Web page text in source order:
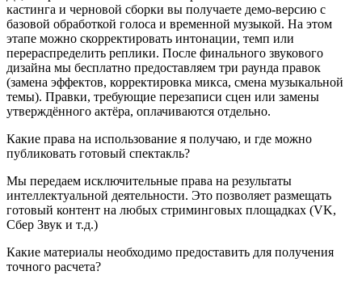
кастинга и черновой сборки вы получаете демо-версию с
базовой обработкой голоса и временной музыкой. На этом
этапе можно скорректировать интонации, темп или
перераспределить реплики. После финального звукового
дизайна мы бесплатно предоставляем три раунда правок
(замена эффектов, корректировка микса, смена музыкальной
темы). Правки, требующие перезаписи сцен или замены
утверждённого актёра, оплачиваются отдельно.
Какие права на использование я получаю, и где можно
публиковать готовый спектакль?
Мы передаем исключительные права на результаты
интеллектуальной деятельности. Это позволяет размещать
готовый контент на любых стриминговых площадках (VK,
Сбер Звук и т.д.)
Какие материалы необходимо предоставить для получения
точного расчета?